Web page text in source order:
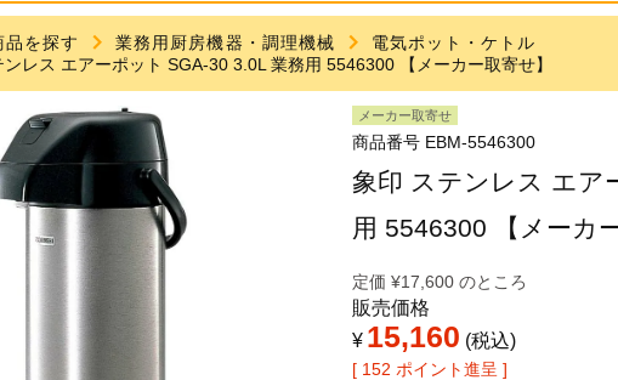
品を探す 業務用厨房機器・調理機械
電気ポット・ケトル
レス エアーポット SGA-30 3.0L 業務用 5546300 【メーカー取寄せ】
メーカー取寄せ
商品番号 EBM-5546300
象印 ステンレス エア
用 5546300 【メーカ
定価 ¥17,600 のところ
販売価格
¥ 15,160 税込
[ 152 ポイント進呈 ]